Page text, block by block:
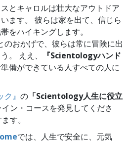
とキャロルは壮大なアウトドア
ます。 彼らは家を出て、信じら
をハイキングします。
おかげで、彼らは常に冒険に出
。 ええ、
『Scientologyハンド
備ができている人すべての人に
』 の 「Scientology人生に役立
ン・コースを発見してくださ
す。
では、人生で安全に、元気